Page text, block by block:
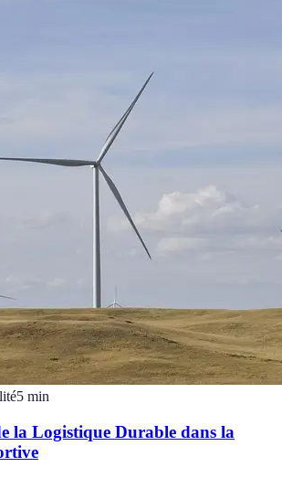
5 min
la Logistique Durable dans la